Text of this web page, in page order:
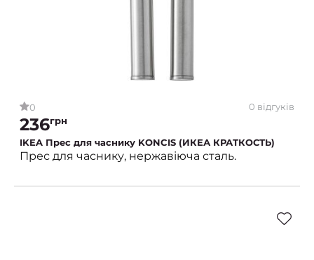
0 0 відгуків
236грн
IKEA Прес для часнику KONCIS (ИКЕА КРАТКОСТЬ)
Прес для часнику, нержавіюча сталь.